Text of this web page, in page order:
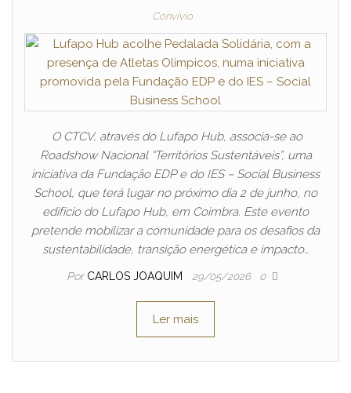
Convívio
O CTCV, através do Lufapo Hub, associa-se ao
Roadshow Nacional “Territórios Sustentáveis”, uma
iniciativa da Fundação EDP e do IES – Social Business
School, que terá lugar no próximo dia 2 de junho, no
edifício do Lufapo Hub, em Coimbra. Este evento
pretende mobilizar a comunidade para os desafios da
sustentabilidade, transição energética e impacto…
Por CARLOS JOAQUIM 29/05/2026 0
Ler mais